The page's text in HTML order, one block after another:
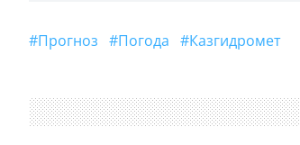
#прогноз #погода #Казгидромет